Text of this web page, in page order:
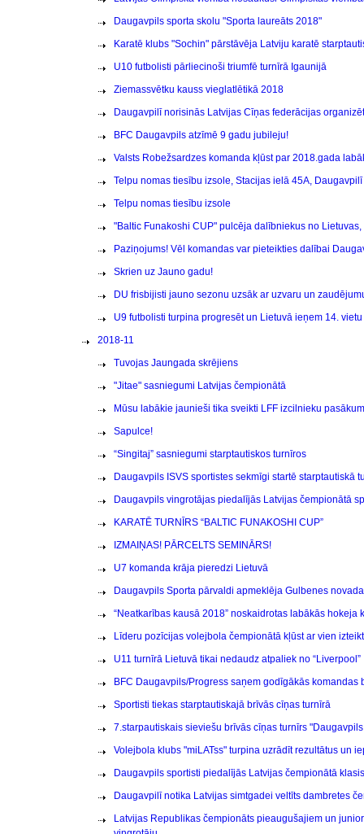
Daugavpils sporta skolu "Sporta laureāts 2018"
Karatē klubs "Sochin" pārstāvēja Latviju karatē
U10 futbolisti pārliecinoši triumfē turnīrā Igaunijā
Ziemassvētku kauss vieglatlētikā 2018
Daugavpilī norisinās Latvijas Cīņas federācijas
BFC Daugavpils atzīmē 9 gadu jubileju!
Valsts Robežsardzes komanda kļūst par 2018.gada
Telpu nomas tiesību izsole, Stacijas ielā 45A, Daugavpilī
Telpu nomas tiesību izsole
"Baltic Funakoshi CUP" pulcēja dalībniekus no
Paziņojums! Vēl komandas var pieteikties dalībai
Skrien uz Jauno gadu!
DU frisbijisti jauno sezonu uzsāk ar uzvaru un
U9 futbolisti turpina progresēt un Lietuvā ieņem 14. vietu
2018-11
Tuvojas Jaungada skrējiens
"Jitae" sasniegumi Latvijas čempionātā
Mūsu labākie jaunieši tika sveikti LFF izcilnieku
Sapulce!
“Singitaj” sasniegumi starptautiskos turnīros
Daugavpils ISVS sportistes sekmīgi startē starptautiskā
Daugavpils vingrotājas piedalījās Latvijas čempionātā
KARATĒ TURNĪRS “BALTIC FUNAKOSHI CUP”
IZMAIŅAS! PĀRCELTS SEMINĀRS!
U7 komanda krāja pieredzi Lietuvā
Daugavpils Sporta pārvaldi apmeklēja Gulbenes
“Neatkarības kausā 2018” noskaidrotas labākās hokeja
Līderu pozīcijas volejbola čempionātā kļūst ar vien
U11 turnīrā Lietuvā tikai nedaudz atpaliek no “Liverpool”
BFC Daugavpils/Progress saņem godīgākās komandas
Sportisti tiekas starptautiskajā brīvās cīņas turnīrā
7.starpautiskais sieviešu brīvās cīņas turnīrs
Volejbola klubs "miLATss" turpina uzrādīt rezultātus un
Daugavpils sportisti piedalījās Latvijas čempionātā
Daugavpilī notika Latvijas simtgadei veltīts dambretes
Latvijas Republikas čempionāts pieaugušajiem un